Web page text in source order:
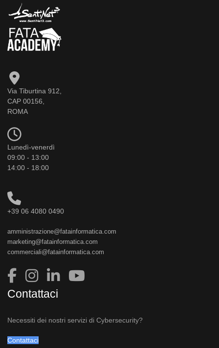
Via Tiburtina 912,
CAP 00156,
ROMA
Lunedì-venerdì
09:00 - 13:00
14:00 - 18:00
+39 06 4080 0490
amministrazione@fatainformatica.com
marketing@fatainformatica.com
commerciali@fatainformatica.com
Contattaci
Necessiti dei nostri servizi di Cybersecurity?
Contattaci